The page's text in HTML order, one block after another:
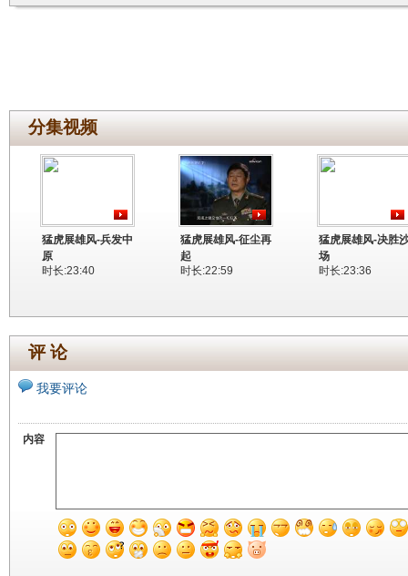
分集视频
猛虎展雄风-兵发中
原
时长:23:40
猛虎展雄风-征尘再
起
时长:22:59
猛虎展雄风-决胜
场
时长:23:36
评 论
我要评论
内容